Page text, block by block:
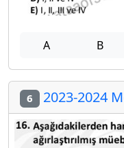
A B
6 2023-2024